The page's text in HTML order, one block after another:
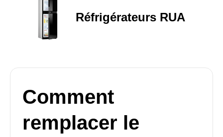
Réfrigérateurs RUA
Comment
remplacer le